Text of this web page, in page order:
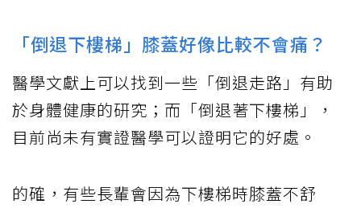
「倒退下樓梯」膝蓋好像比較不會痛？
醫學文獻上可以找到一些「倒退走路」有助
於身體健康的研究；而「倒退著下樓梯」，
目前尚未有實證醫學可以證明它的好處。
的確，有些長輩會因為下樓梯時膝蓋不舒